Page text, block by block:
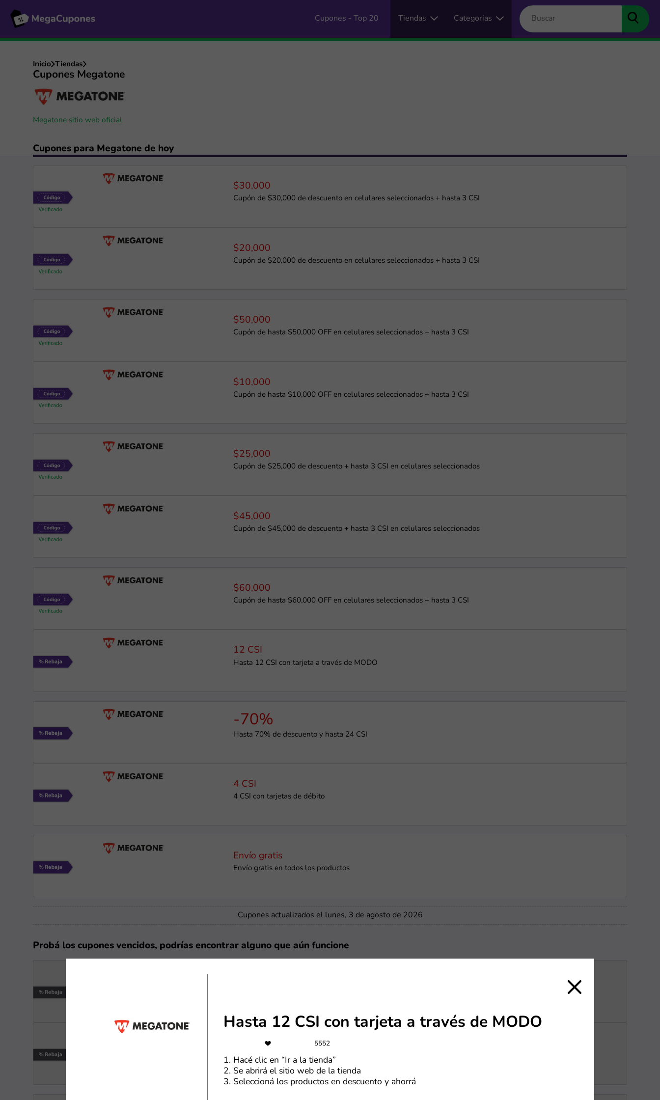
Cupones - Top 20 Tiendas Categorías
Inicio Tiendas
Cupones Megatone
Megatone sitio web oficial
Cupones para Megatone de hoy
$30,000
Cupón de $30,000 de descuento en celulares seleccionados + hasta 3 CSI
$20,000
Cupón de $20,000 de descuento en celulares seleccionados + hasta 3 CSI
$50,000
Cupón de hasta $50,000 OFF en celulares seleccionados + hasta 3 CSI
$10,000
Cupón de hasta $10,000 OFF en celulares seleccionados + hasta 3 CSI
$25,000
Cupón de $25,000 de descuento + hasta 3 CSI en celulares seleccionados
$45,000
Cupón de $45,000 de descuento + hasta 3 CSI en celulares seleccionados
$60,000
Cupón de hasta $60,000 OFF en celulares seleccionados + hasta 3 CSI
12 CSI
Hasta 12 CSI con tarjeta a través de MODO
-70%
Hasta 70% de descuento y hasta 24 CSI
4 CSI
4 CSI con tarjetas de débito
Envío gratis
Envío gratis en todos los productos
Cupones actualizados el lunes, 3 de agosto de 2026
Probá los cupones vencidos, podrías encontrar alguno que aún funcione
-20%
20% de reintegro con MODO en un pago
Hasta 12 CSI con tarjeta a través de MODO
5552
1. Hacé clic en “Ir a la tienda”
2. Se abrirá el sitio web de la tienda
3. Seleccioná los productos en descuento y ahorrá